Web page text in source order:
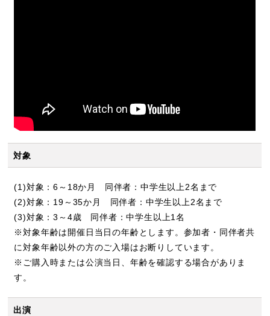
対象
(1)対象：6～18か月 同伴者：中学生以上2名まで
(2)対象：19～35か月 同伴者：中学生以上2名まで
(3)対象：3～4歳 同伴者：中学生以上1名
※対象年齢は開催日当日の年齢とします。参加者・同伴者共
に対象年齢以外の方のご入場はお断りしています。
※ご購入時または公演当日、年齢を確認する場合がありま
す。
出演